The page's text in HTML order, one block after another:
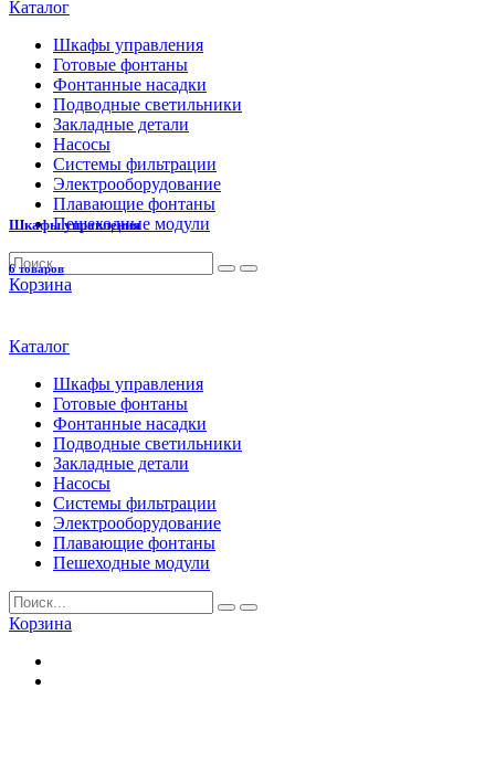
Каталог
Шкафы управления
Готовые фонтаны
Фонтанные насадки
Подводные светильники
Закладные детали
Насосы
Системы фильтрации
Электрооборудование
Плавающие фонтаны
Пешеходные модули
Корзина
Каталог
Шкафы управления
Готовые фонтаны
Фонтанные насадки
Подводные светильники
Закладные детали
Насосы
Системы фильтрации
Электрооборудование
Плавающие фонтаны
Пешеходные модули
Корзина
Шкафы управления
6 товаров